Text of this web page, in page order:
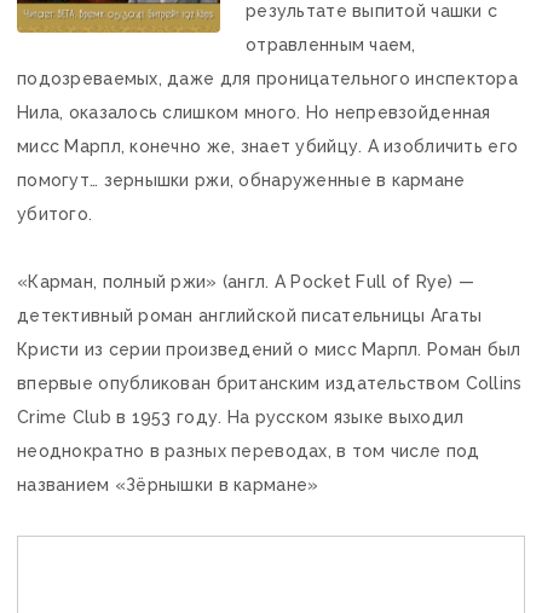
результате выпитой чашки с
отравленным чаем,
подозреваемых, даже для проницательного инспектора
Нила, оказалось слишком много. Но непревзойденная
мисс Марпл, конечно же, знает убийцу. А изобличить его
помогут… зернышки ржи, обнаруженные в кармане
убитого.
«Карман, полный ржи» (англ. A Pocket Full of Rye) —
детективный роман английской писательницы Агаты
Кристи из серии произведений о мисс Марпл. Роман был
впервые опубликован британским издательством Collins
Crime Club в 1953 году. На русском языке выходил
неоднократно в разных переводах, в том числе под
названием «Зёрнышки в кармане»